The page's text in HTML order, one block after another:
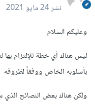
نشر24 مايو 2021
وعليكم السلام
ليس هناك أي خطة للإلتزام
بأسلوبه الخاص ووفقاً لظروفه
ولكن هناك بعض النصائح الذي